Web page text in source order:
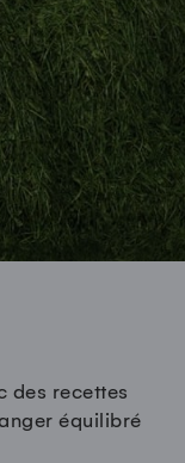
des recettes
équilibré